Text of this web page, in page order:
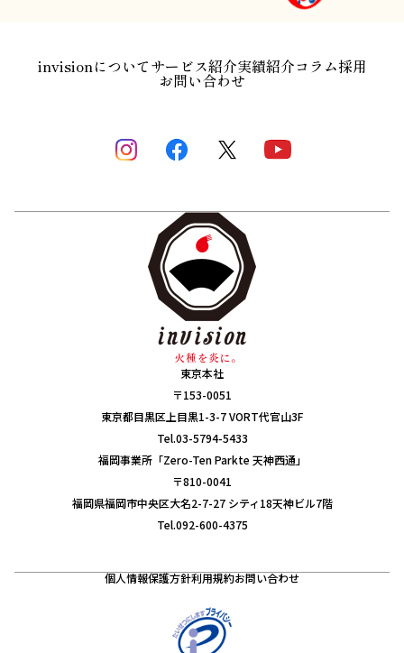
invisionについてサービス紹介実績紹介コラム採用
お問い合わせ
東京本社
〒153-0051
東京都目黒区上目黒1-3-7 VORT代官山3F
Tel.03-5794-5433
福岡事業所「Zero-Ten Parkte 天神西通」
〒810-0041
福岡県福岡市中央区大名2-7-27 シティ18天神ビル7階
Tel.092-600-4375
個人情報保護方針利用規約お問い合わせ